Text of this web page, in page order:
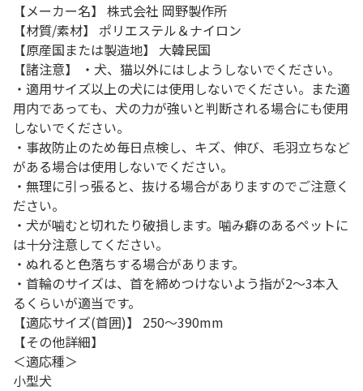
【メーカー名】 株式会社 岡野製作所
【材質/素材】 ポリエステル＆ナイロン
【原産国または製造地】 大韓民国
【諸注意】 ・犬、猫以外にはしようしないでください。
・適用サイズ以上の犬には使用しないでください。また適
用内であっても、犬の力が強いと判断される場合にも使用
しないでください。
・事故防止のため毎日点検し、キズ、伸び、毛羽立ちなど
がある場合は使用しないでください。
・無理に引っ張ると、抜ける場合がありますのでご注意く
ださい。
・犬が噛むと切れたり破損します。噛み癖のあるペットに
は十分注意してください。
・ぬれると色落ちする場合があります。
・首輪のサイズは、首を締めつけないよう指が2～3本入
るくらいが適当です。
【適応サイズ(首囲)】 250～390mm
【その他詳細】
＜適応種＞
小型犬